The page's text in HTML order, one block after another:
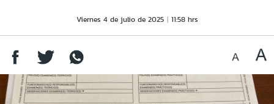
Viernes 4 de julio de 2025 11:58 hrs